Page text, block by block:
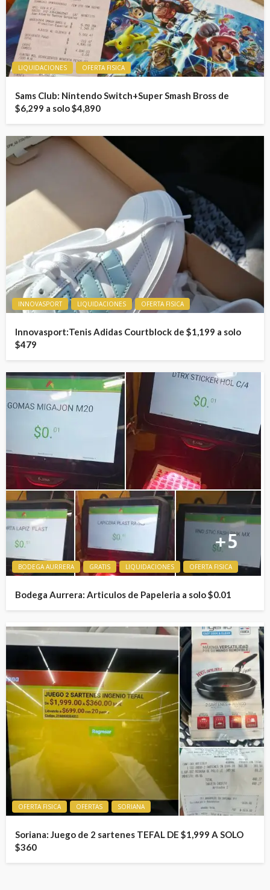
LIQUIDACIONES OFERTA FISICA
Sams Club: Nintendo Switch+Super Smash Bross de
$6,299 a solo $4,890
INNOVASPORT LIQUIDACIONES OFERTA FISICA
Innovasport:Tenis Adidas Courtblock de $1,199 a solo
$479
BODEGA AURRERA GRATIS LIQUIDACIONES OFERTA FISICA
Bodega Aurrera: Articulos de Papeleria a solo $0.01
OFERTA FISICA OFERTAS SORIANA
Soriana: Juego de 2 sartenes TEFAL DE $1,999 A SOLO
$360